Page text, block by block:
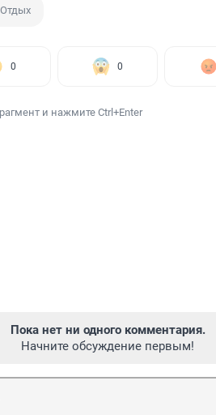
Отдых
0 0
и нажмите Ctrl+Enter
Пока нет ни одного комментария.
Начните обсуждение первым!